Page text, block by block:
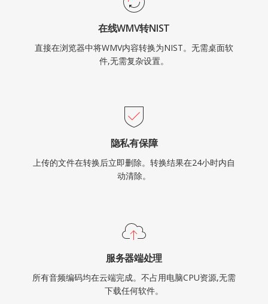
在线WMV转NIST
直接在浏览器中将WMV内容转换为NIST。无需桌面软
件,无需复杂设置。
隐私有保障
上传的文件在转换后立即删除。转换结果在24小时内自
动清除。
服务器端处理
所有音频编码均在云端完成。不占用电脑CPU资源,无需
下载任何软件。